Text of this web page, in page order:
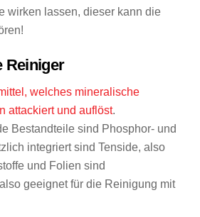
wirken lassen, dieser kann die
Reiniger
welches mineralische
attackiert und auflöst.
Bestandteile sind Phosphor- und
integriert sind Tenside, also
und Folien sind
geeignet für die Reinigung mit